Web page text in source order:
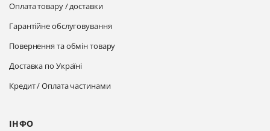
Оплата товару / доставки
Гарантійне обслуговування
Повернення та обмін товару
Доставка по Україні
Кредит / Оплата частинами
ІНФО